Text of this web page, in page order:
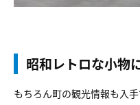
昭和レトロな小物
もちろん町の観光情報も入